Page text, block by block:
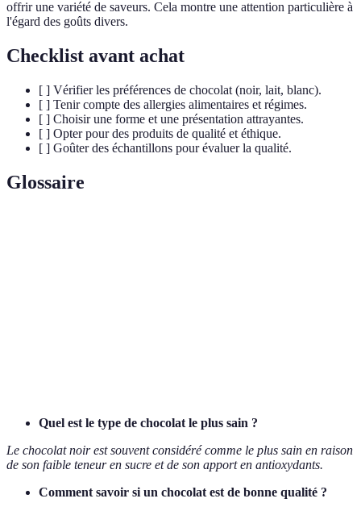
offrir une variété de saveurs. Cela montre une attention particulière à
l'égard des goûts divers.
Checklist avant achat
[ ] Vérifier les préférences de chocolat (noir, lait, blanc).
[ ] Tenir compte des allergies alimentaires et régimes.
[ ] Choisir une forme et une présentation attrayantes.
[ ] Opter pour des produits de qualité et éthique.
[ ] Goûter des échantillons pour évaluer la qualité.
Glossaire
Quel est le type de chocolat le plus sain ?
Le chocolat noir est souvent considéré comme le plus sain en raison
de son faible teneur en sucre et de son apport en antioxydants.
Comment savoir si un chocolat est de bonne qualité ?